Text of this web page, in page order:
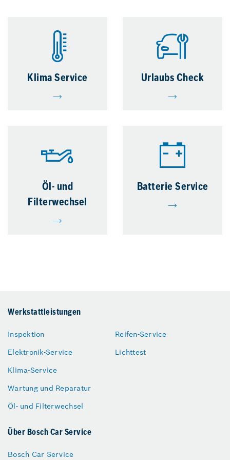
Klima Service Urlaubs Check
Öl- und
Filterwechsel
Batterie Service
Werkstattleistungen
Inspektion
Elektronik-Service
Klima-Service
Wartung und Reparatur
Öl- und Filterwechsel
Reifen-Service
Lichttest
Über Bosch Car Service
Bosch Car Service